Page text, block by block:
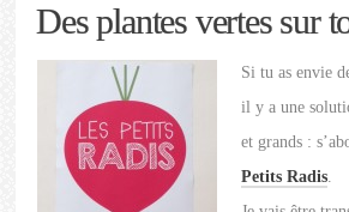
Des plantes vertes sur
Si tu as envie
il y a une
et grands :
Petits Radis.